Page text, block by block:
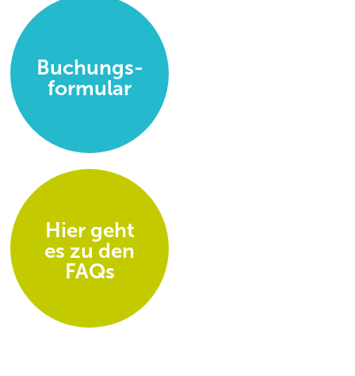
Buchungs-
formular
Hier geht
es zu den
FAQs